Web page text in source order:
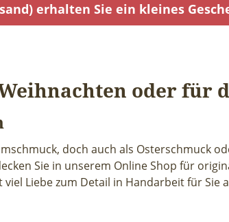
erhalten Sie ein kleines
oder für
doch auch als Osterschmuck
Sie in unserem Online Shop für
Liebe zum Detail in Handarbeit für Sie